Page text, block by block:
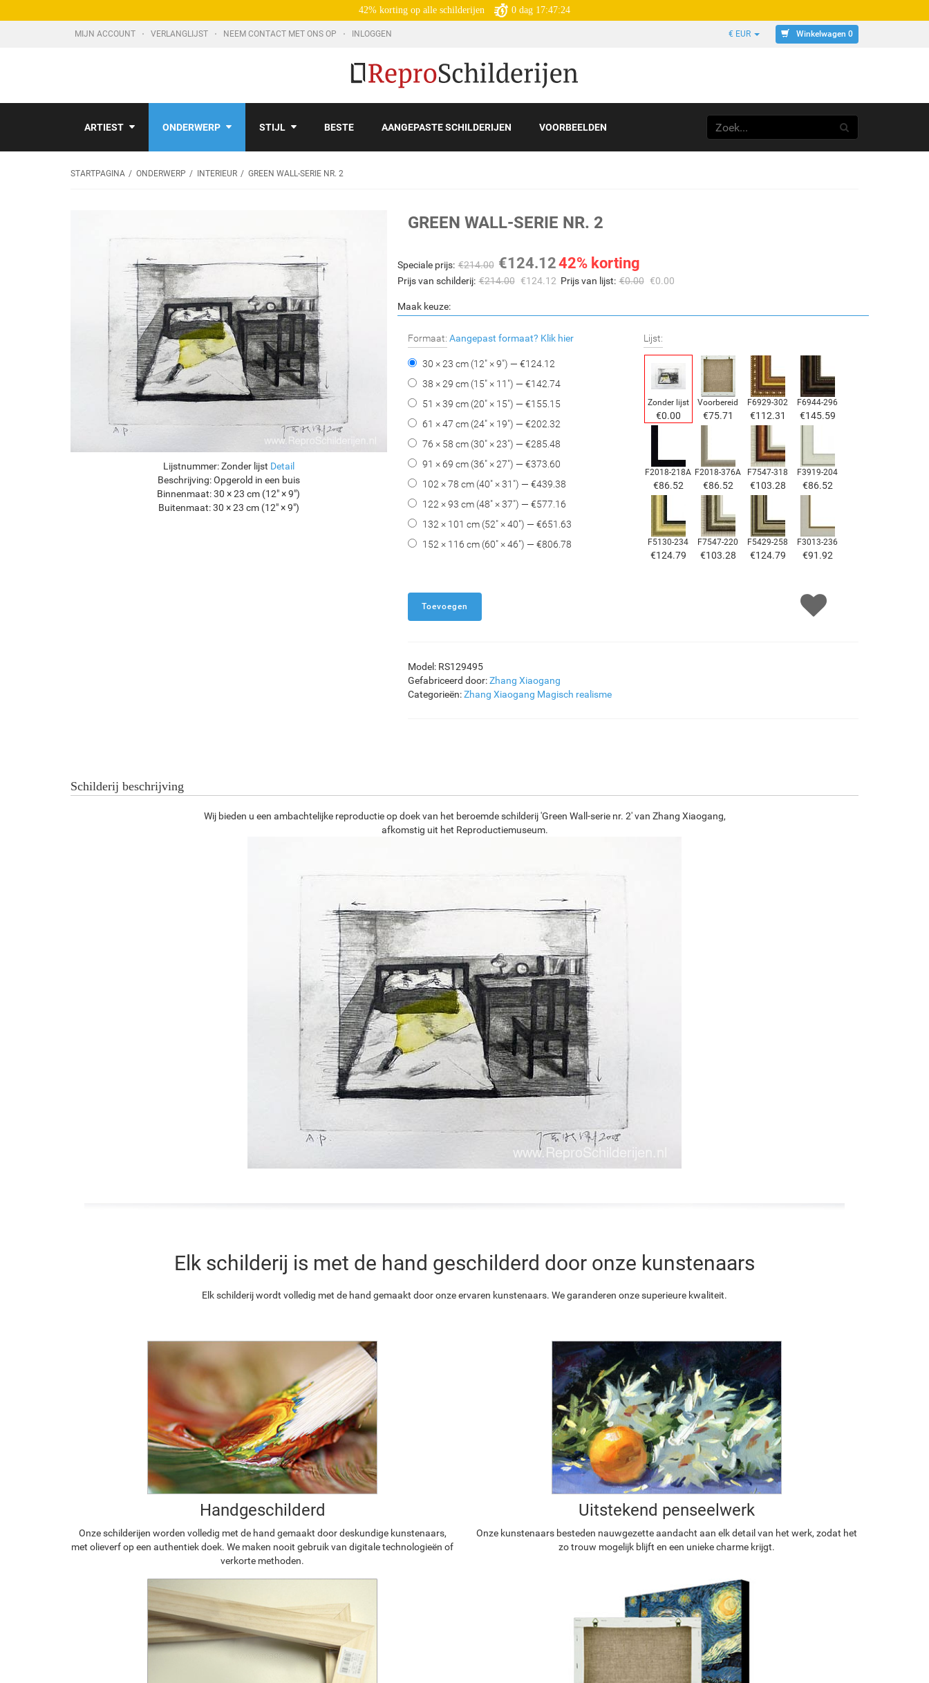
42% korting op alle schilderijen 0 dag 17:47:23
MIJN ACCOUNT VERLANGLIJST NEEM CONTACT MET ONS OP INLOGGEN € EUR Winkelwagen 0
ARTIEST ONDERWERP STIJL BESTE AANGEPASTE SCHILDERIJEN VOORBEELDEN
STARTPAGINA ONDERWERP INTERIEUR GREEN WALL-SERIE NR. 2
Lijstnummer: Zonder lijst Detail
Beschrijving: Opgerold in een buis
Binnenmaat: 30 × 23 cm (12" × 9")
Buitenmaat: 30 × 23 cm (12" × 9")
GREEN WALL-SERIE NR. 2
Speciale prijs: €214.00 €124.1242% korting
Prijs van schilderij: €214.00 €124.12 Prijs van lijst: €0.00 €0.00
Maak keuze:
Formaat: Aangepast formaat? Klik hier
30 × 23 cm (12" × 9") — €124.12
38 × 29 cm (15" × 11") — €142.74
51 × 39 cm (20" × 15") — €155.15
61 × 47 cm (24" × 19") — €202.32
76 × 58 cm (30" × 23") — €285.48
91 × 69 cm (36" × 27") — €373.60
102 × 78 cm (40" × 31") — €439.38
122 × 93 cm (48" × 37") — €577.16
132 × 101 cm (52" × 40") — €651.63
152 × 116 cm (60" × 46") — €806.78
Lijst:
Zonder lijst
€0.00
Voorbereid
€75.71
F6929-302
€112.31
F6944-296
€145.59
F2018-218A
€86.52
F2018-376A
€86.52
F7547-318
€103.28
F3919-204
€86.52
F5130-234
€124.79
F7547-220
€103.28
F5429-258
€124.79
F3013-236
€91.92
F7034-298
F2833-204
Model: RS129495
Gefabriceerd door:Zhang Xiaogang
Categorieën:Zhang Xiaogang Magisch realisme
Schilderij beschrijving
Wij bieden u een ambachtelijke reproductie op doek van het beroemde schilderij 'Green Wall-serie nr. 2' van Zhang Xiaogang,
afkomstig uit het Reproductiemuseum.
Elk schilderij is met de hand geschilderd door onze kunstenaars
Elk schilderij wordt volledig met de hand gemaakt door onze ervaren kunstenaars. We garanderen onze superieure kwaliteit.
Handgeschilderd
Onze schilderijen worden volledig met de hand gemaakt door deskundige kunstenaars,
met olieverf op een authentiek doek. We maken nooit gebruik van digitale technologieën of
verkorte methoden.
Uitstekend penseelwerk
Onze kunstenaars besteden nauwgezette aandacht aan elk detail van het werk, zodat het
zo trouw mogelijk blijft en een unieke charme krijgt.